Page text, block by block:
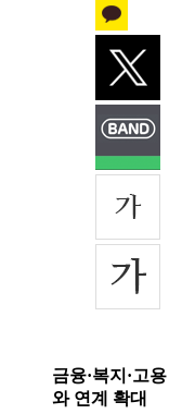
금융·복지·고
와 연계 확대